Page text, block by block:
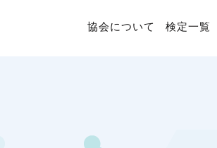
協会について 検定一覧